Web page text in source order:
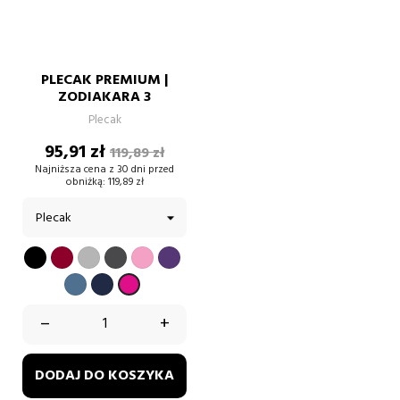
PLECAK PREMIUM |
ZODIAKARA 3
Plecak
Cena
95,91 złCena
podstawowa
119,89 zł
Najniższa cena z 30 dni przed
obniżką: 119,89 zł
CZARNYBORDOWY
SZARYGRAFITPUDROWYFIOLETOWY
BŁĘKITNYGRANATOWY
FUKSJA
– +
DODAJ DO KOSZYKA